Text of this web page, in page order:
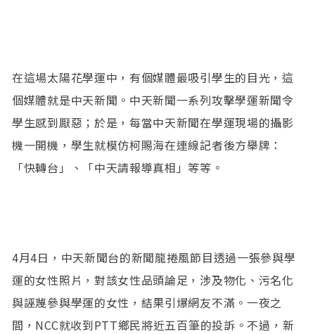
在這場太陽花學運中，有個媒體最吸引學生的目光，這
個媒體就是中天新聞。中天新聞一系列攻擊學運新聞令
學生感到厭惡；於是，每當中天新聞在學運現場的攝影
機一開機，學生就模仿柯賜海在連線記者後方舉牌：
「快轉台」、「中天請報導真相」等等。
4月4日，中天新聞台的新聞龍捲風節目透過一張參與學
運的女性照片，對該女性品頭論足，涉及物化、污名化
與誣蔑參與學運的女性，結果引爆網友不滿。一夜之
間，NCC就收到PTT鄉民將近五百筆的投訴。不過，新